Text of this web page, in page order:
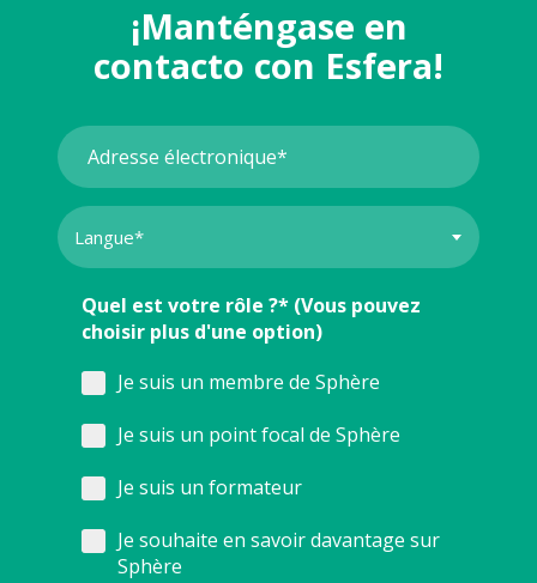
¡Manténgase en
contacto con Esfera!
Quel est votre rôle ?* (Vous pouvez
choisir plus d'une option)
Je suis un membre de Sphère
Je suis un point focal de Sphère
Je suis un formateur
Je souhaite en savoir davantage sur
Sphère